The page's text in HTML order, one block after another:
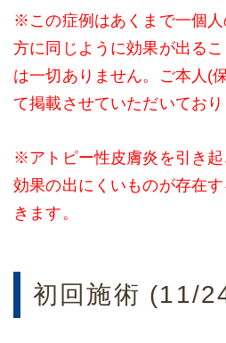
※この症例はあくまで一個
方に同じように効果が出る
は一切ありません。ご本人(
て掲載させていただいており
※アトピー性皮膚炎を引き起
効果の出にくいものが存在
きます。
初回施術 (11/